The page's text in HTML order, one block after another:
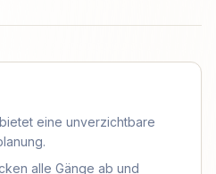
eine unverzichtbare
alle Gänge ab und